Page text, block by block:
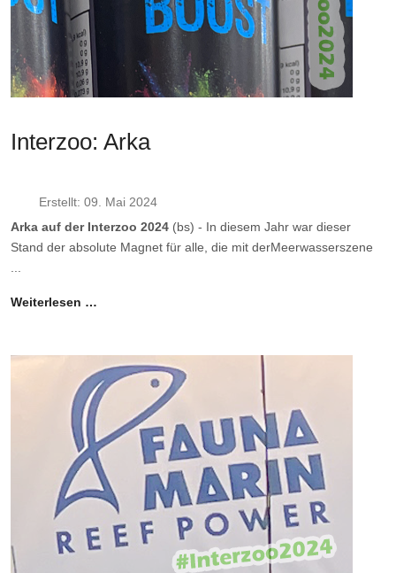
Interzoo: Arka
Erstellt: 09. Mai 2024
Arka auf der Interzoo 2024 (bs) - In diesem Jahr war dieser
Stand der absolute Magnet für alle, die mit derMeerwasserszene
...
Weiterlesen …